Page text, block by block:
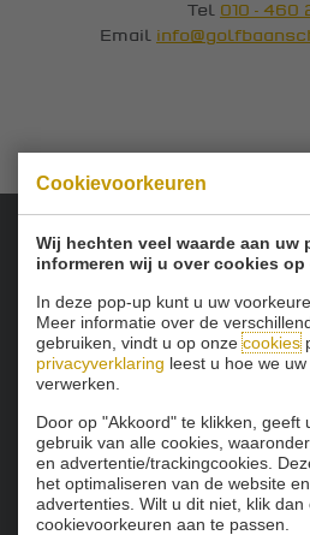
Cookievoorkeuren
Wij hechten veel waarde aan uw
informeren wij u over cookies op
In deze pop-up kunt u uw
Meer informatie over de
gebruiken, vindt u op onzecookies
privacyverklaring leest u hoe we
verwerken.
Door op "Akkoord" te klikken, geeft
gebruik van alle cookies,
en advertentie/trackingcookies.
het optimaliseren van de website
advertenties. Wilt u dit niet, klik
cookievoorkeuren aan te passen.
Tel 010 - 460
Email
Onze